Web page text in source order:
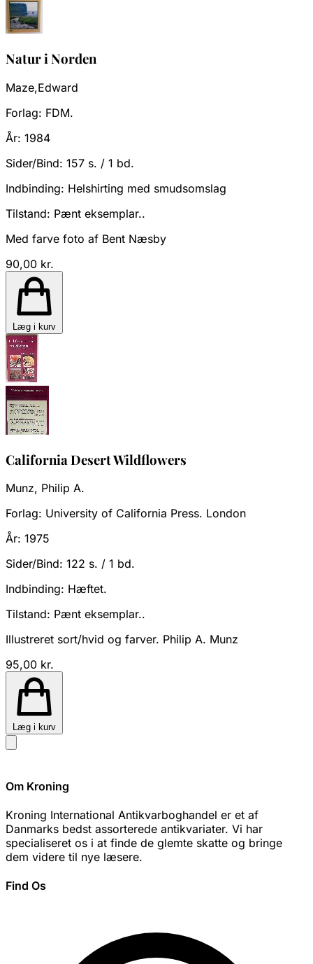
Natur i Norden
Maze,Edward
Forlag: FDM.
År: 1984
Sider/Bind: 157 s. / 1 bd.
Indbinding: Helshirting med smudsomslag
Tilstand: Pænt eksemplar..
Med farve foto af Bent Næsby
90,00 kr.
Læg i kurv
California Desert Wildflowers
Munz, Philip A.
Forlag: University of California Press. London
År: 1975
Sider/Bind: 122 s. / 1 bd.
Indbinding: Hæftet.
Tilstand: Pænt eksemplar..
Illustreret sort/hvid og farver. Philip A. Munz
95,00 kr.
Læg i kurv
Om Kroning
Kroning International Antikvarboghandel er et af
Danmarks bedst assorterede antikvariater. Vi har
specialiseret os i at finde de glemte skatte og bringe
dem videre til nye læsere.
Find Os